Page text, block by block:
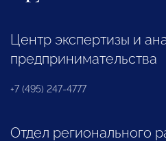
Центр экспертизы и
предпринимательства
+7 (495) 247-4777
Отдел регионального